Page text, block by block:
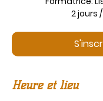
2 jours /
Heure et lieu